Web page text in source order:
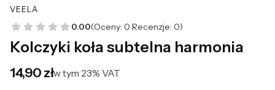
VEELA
0.00(Oceny: 0 Recenzje: 0)
Kolczyki koła subtelna harmonia
Cena
14,90 złw tym 23% VAT
w tym 23% VAT